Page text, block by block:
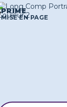
PRIME
MISE EN PAGE